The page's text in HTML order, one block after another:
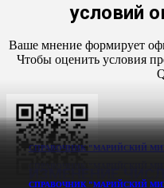
СПРАВОЧНИК "МАРИЙСКИЙ
СПРАВОЧНИК "МАРИЙСКИЙ
СПРАВОЧНИК "МАРИЙСКИЙ
СПРАВОЧНИК "МАРИЙСКИЙ
СПРАВОЧНИК "МАРИЙСКИЙ
СПРАВОЧНИК "МАРИЙСКИЙ
СПРАВОЧНИК "МАРИЙСКИЙ
СПРАВОЧНИК "МАРИЙСКИЙ
СПРАВОЧНИК "МАРИЙСКИЙ
условий
Ваше мнение формирует
Чтобы оценить условия